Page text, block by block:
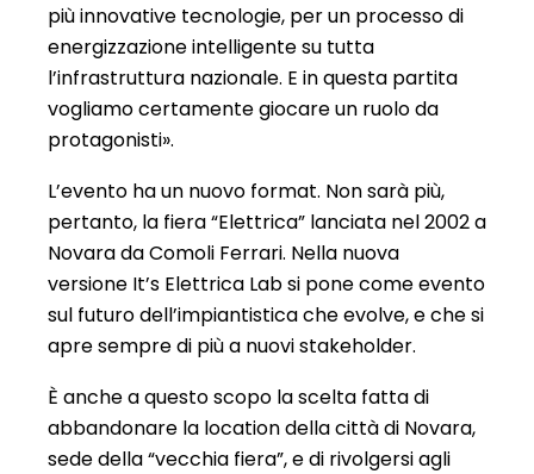
più innovative tecnologie, per un processo di
energizzazione intelligente su tutta
l’infrastruttura nazionale. E in questa partita
vogliamo certamente giocare un ruolo da
protagonisti».
L’evento ha un nuovo format. Non sarà più,
pertanto, la fiera “Elettrica” lanciata nel 2002 a
Novara da Comoli Ferrari. Nella nuova
versione It’s Elettrica Lab si pone come evento
sul futuro dell’impiantistica che evolve, e che si
apre sempre di più a nuovi stakeholder.
È anche a questo scopo la scelta fatta di
abbandonare la location della città di Novara,
sede della “vecchia fiera”, e di rivolgersi agli